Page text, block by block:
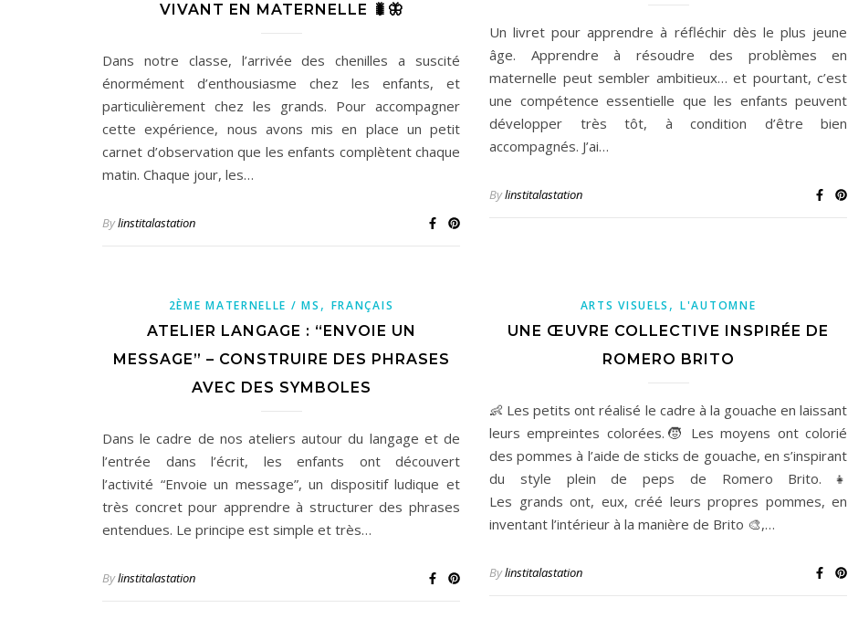
VIVANT EN MATERNELLE 🐛🦋
Dans notre classe, l’arrivée des chenilles a suscité
énormément d’enthousiasme chez les enfants, et
particulièrement chez les grands. Pour accompagner
cette expérience, nous avons mis en place un petit
carnet d’observation que les enfants complètent chaque
matin. Chaque jour, les…
Bylinstitalastation
Un livret pour apprendre à réfléchir dès le plus jeune
âge. Apprendre à résoudre des problèmes en
maternelle peut sembler ambitieux… et pourtant, c’est
une compétence essentielle que les enfants peuvent
développer très tôt, à condition d’être bien
accompagnés. J’ai…
Bylinstitalastation
2ÈME MATERNELLE / MS , FRANÇAIS
ATELIER LANGAGE : “ENVOIE UN
MESSAGE” – CONSTRUIRE DES PHRASES
AVEC DES SYMBOLES
Dans le cadre de nos ateliers autour du langage et de
l’entrée dans l’écrit, les enfants ont découvert
l’activité “Envoie un message”, un dispositif ludique et
très concret pour apprendre à structurer des phrases
entendues. Le principe est simple et très…
Bylinstitalastation
ARTS VISUELS ,L'AUTOMNE
UNE ŒUVRE COLLECTIVE INSPIRÉE DE
ROMERO BRITO
👶 Les petits ont réalisé le cadre à la gouache en laissant
leurs empreintes colorées.🧒 Les moyens ont colorié
des pommes à l’aide de sticks de gouache, en s’inspirant
du style plein de peps de Romero Brito.👧
Les grands ont, eux, créé leurs propres pommes, en
inventant l’intérieur à la manière de Brito 🎨,…
Bylinstitalastation